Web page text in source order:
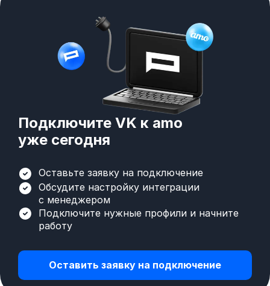
Подключите VK к amo
уже сегодня
Оставьте заявку на подключение
Обсудите настройку интеграции
с менеджером
Подключите нужные профили и начните
работу
Оставить заявку на подключение